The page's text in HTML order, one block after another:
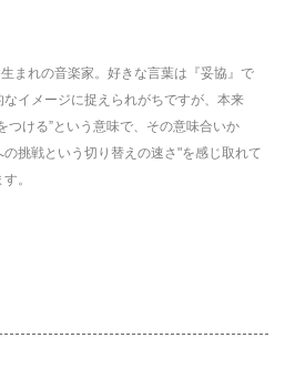
まれの音楽家。好きな言葉は『妥協』で
イメージに捉えられがちですが、本来
つける”という意味で、その意味合いか
挑戦という切り替えの速さ"を感じ取れて
。